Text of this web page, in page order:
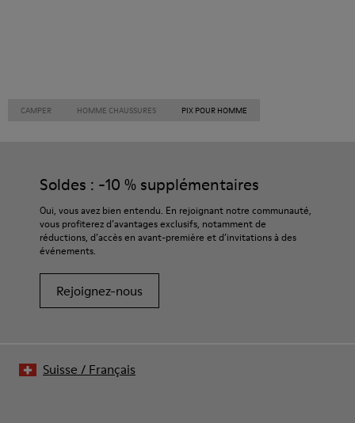
CAMPER HOMME CHAUSSURES PIX POUR HOMME
Soldes : -10 % supplémentaires
Oui, vous avez bien entendu. En rejoignant notre communauté,
vous profiterez d’avantages exclusifs, notamment de
réductions, d’accès en avant-première et d’invitations à des
événements.
Rejoignez-nous
Suisse / Français